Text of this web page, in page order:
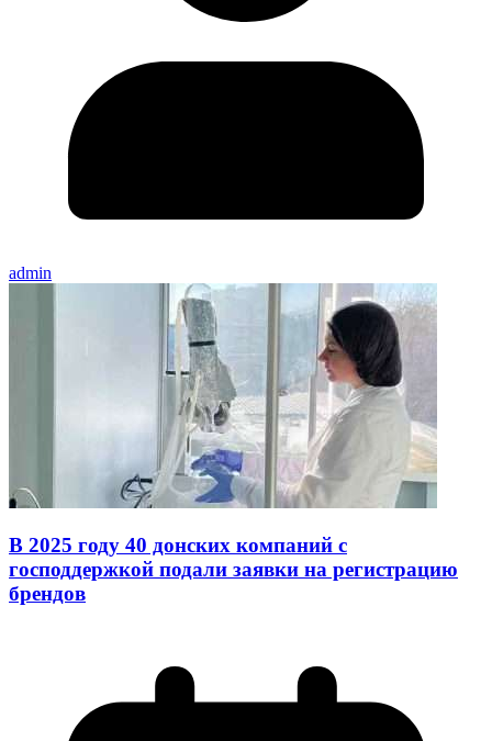
admin
В 2025 году 40 донских компаний с
господдержкой подали заявки на регистрацию
брендов